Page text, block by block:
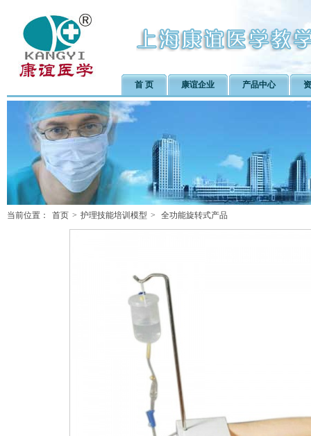
首 页 康谊企业 产品中心
当前位置： 首页 > 护理技能培训模型 > 全功能旋转式产品